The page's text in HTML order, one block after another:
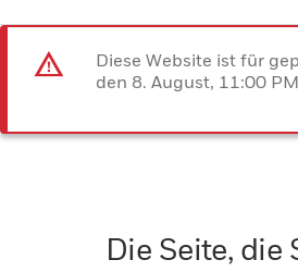
Diese Website ist für
den 8. August, 11:00
Die Seite,